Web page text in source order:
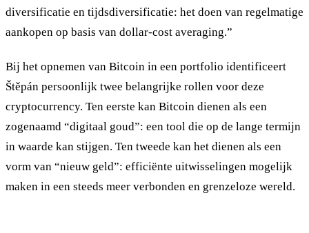
diversificatie en tijdsdiversificatie: het doen van regelmatige
aankopen op basis van dollar-cost averaging.”
Bij het opnemen van Bitcoin in een portfolio identificeert
Štěpán persoonlijk twee belangrijke rollen voor deze
cryptocurrency. Ten eerste kan Bitcoin dienen als een
zogenaamd “digitaal goud”: een tool die op de lange termijn
in waarde kan stijgen. Ten tweede kan het dienen als een
vorm van “nieuw geld”: efficiënte uitwisselingen mogelijk
maken in een steeds meer verbonden en grenzeloze wereld.